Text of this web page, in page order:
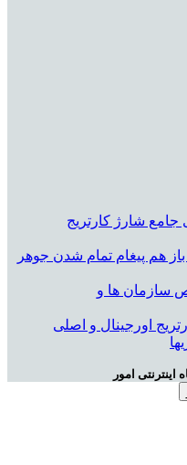
شارژ کارتریج
باز هم پیغام تمام شدن جوهر
سازمان ها و
اورجینال و اصلی
اینترنتی امور